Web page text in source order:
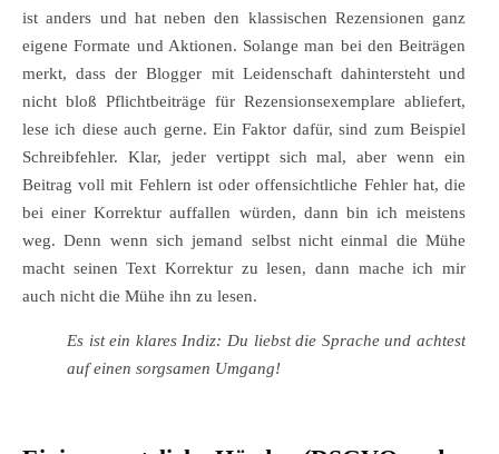
ist anders und hat neben den klassischen Rezensionen ganz
eigene Formate und Aktionen. Solange man bei den Beiträgen
merkt, dass der Blogger mit Leidenschaft dahintersteht und
nicht bloß Pflichtbeiträge für Rezensionsexemplare abliefert,
lese ich diese auch gerne. Ein Faktor dafür, sind zum Beispiel
Schreibfehler. Klar, jeder vertippt sich mal, aber wenn ein
Beitrag voll mit Fehlern ist oder offensichtliche Fehler hat, die
bei einer Korrektur auffallen würden, dann bin ich meistens
weg. Denn wenn sich jemand selbst nicht einmal die Mühe
macht seinen Text Korrektur zu lesen, dann mache ich mir
auch nicht die Mühe ihn zu lesen.
Es ist ein klares Indiz: Du liebst die Sprache und achtest
auf einen sorgsamen Umgang!